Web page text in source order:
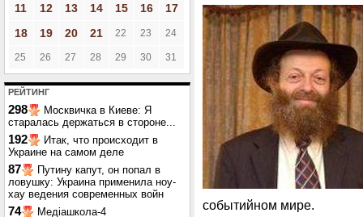
11
12 13 14 15 16
17
18
19 20 21 22 23 24
25 26 27 28 29 30 31
РЕЙТИНГ
298
Москвичка в Киеве: Я
старалась держаться в стороне...
192
Итак, что происходит в
Украине на самом деле
87
Путину капут, он попал в
ловушку: Украина применила ноу-
хау ведения современных войн
74 Медіашкола-4
событийном мире.